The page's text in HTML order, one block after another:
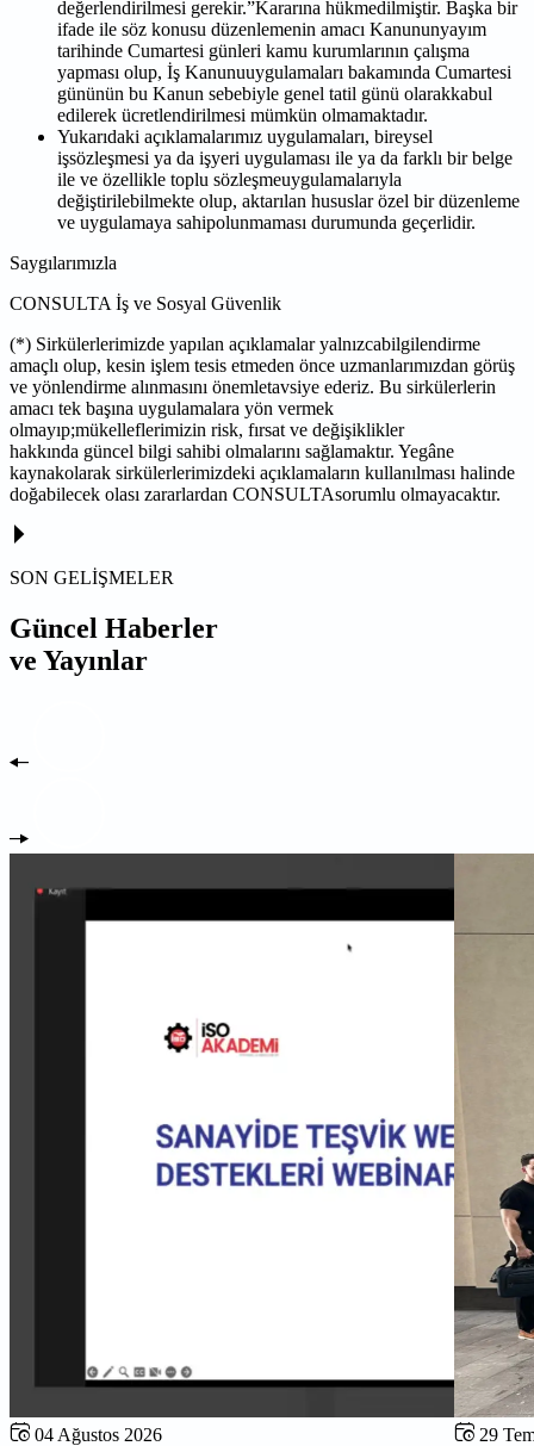
değerlendirilmesi gerekir.”Kararına hükmedilmiştir. Başka bir
ifade ile söz konusu düzenlemenin amacı Kanununyayım
tarihinde Cumartesi günleri kamu kurumlarının çalışma
yapması olup, İş Kanunuuygulamaları bakamında Cumartesi
gününün bu Kanun sebebiyle genel tatil günü olarakkabul
edilerek ücretlendirilmesi mümkün olmamaktadır.
Yukarıdaki açıklamalarımız uygulamaları, bireysel
işsözleşmesi ya da işyeri uygulaması ile ya da farklı bir belge
ile ve özellikle toplu sözleşmeuygulamalarıyla
değiştirilebilmekte olup, aktarılan hususlar özel bir düzenleme
ve uygulamaya sahipolunmaması durumunda geçerlidir.
Saygılarımızla
CONSULTA İş ve Sosyal Güvenlik
(*) Sirkülerlerimizde yapılan açıklamalar yalnızcabilgilendirme
amaçlı olup, kesin işlem tesis etmeden önce uzmanlarımızdan görüş
ve yönlendirme alınmasını önemletavsiye ederiz. Bu sirkülerlerin
amacı tek başına uygulamalara yön vermek
olmayıp;mükelleflerimizin risk, fırsat ve değişiklikler
hakkında güncel bilgi sahibi olmalarını sağlamaktır. Yegâne
kaynakolarak sirkülerlerimizdeki açıklamaların kullanılması halinde
doğabilecek olası zararlardan CONSULTAsorumlu olmayacaktır.
SON GELİŞMELER
Güncel Haberler
ve Yayınlar
04 Ağustos 2026 29